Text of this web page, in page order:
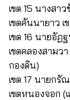
เขต 15 นางส
เขตคันนายาว
เขต 16 นายอัฏ
เขตคลองสามว
กองดิน)
เขต 17 นายกรั
เขตหนองจอก (